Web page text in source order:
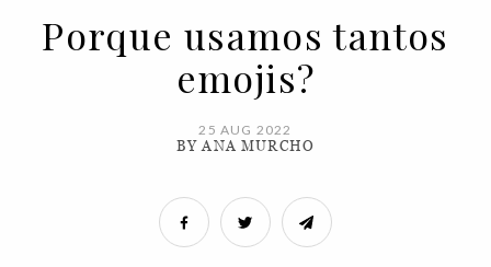
Porque usamos tantos
emojis?
25 AUG 2022
BY ANA MURCHO